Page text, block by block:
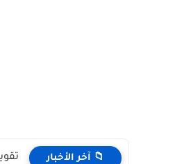
📁 آخر الأخبار تقويم